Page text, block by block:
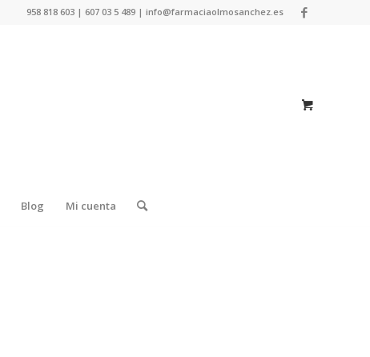
958 818 603 | 607 03 5 489 | info@farmaciaolmosanchez.es
Blog Mi cuenta